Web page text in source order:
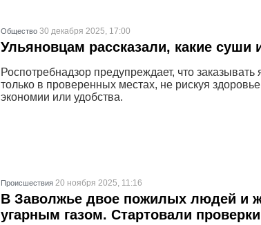
Общество 30 декабря 2025, 17:00
Ульяновцам рассказали, какие суши
Роспотребнадзор предупреждает, что заказывать
только в проверенных местах, не рискуя
экономии или удобства.
Проиcшествия 20 ноября 2025, 11:16
В Заволжье двое пожилых людей и
угарным газом. Стартовали проверки